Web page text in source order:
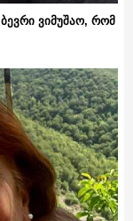
ვიმუშაო, რომ